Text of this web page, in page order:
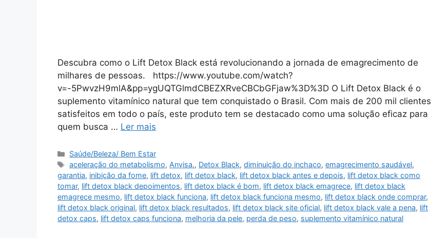
Descubra como o Lift Detox Black está revolucionando a jornada de emagrecimento de
milhares de pessoas. https://www.youtube.com/watch?
v=-5PwvzH9mlA&pp=ygUQTGlmdCBEZXRveCBCbGFjaw%3D%3D O Lift Detox Black é o
suplemento vitamínico natural que tem conquistado o Brasil. Com mais de 200 mil clientes
satisfeitos em todo o país, este produto tem se destacado como uma solução eficaz para
quem busca … Ler mais
Categorias
Saúde/Beleza/ Bem Estar
Tags
aceleração do metabolismo, Anvisa., Detox Black,diminuição do inchaço,emagrecimento saudável,
garantia, inibição da fome, lift detox, lift detox black, lift detox black antes e depois, lift detox black como
tomar, lift detox black depoimentos, lift detox black é bom, lift detox black emagrece, lift detox black
emagrece mesmo, lift detox black funciona, lift detox black funciona mesmo, lift detox black onde comprar,
lift detox black original, lift detox black resultados, lift detox black site oficial, lift detox black vale a pena, lift
detox caps, lift detox caps funciona, melhoria da pele, perda de peso, suplemento vitamínico natural